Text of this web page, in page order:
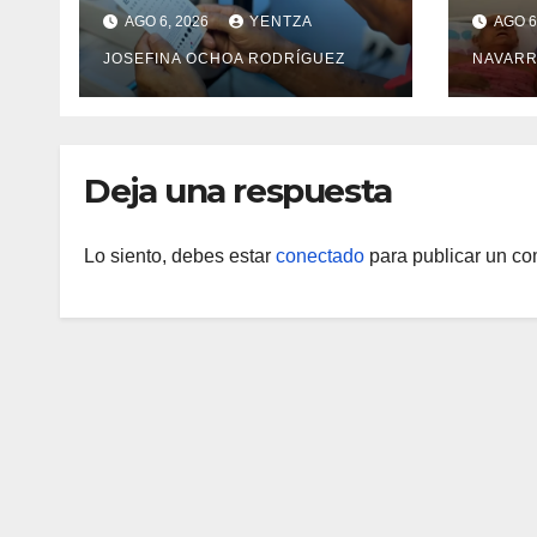
con cirugías gratuitas
de cataratas en Zulia
AGO 6, 2026 YENTZA
JOSEFINA OCHOA RODRÍGUEZ
con
AGO
Deja una respuesta
Lo siento, debes estar conectado para publicar un